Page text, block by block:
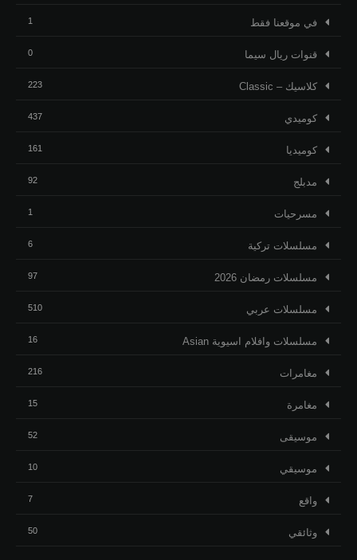
في موقعنا فقط 1
قنوات ريال سيما 0
كلاسيك – Classic 223
كوميدي 437
كوميديا 161
مدبلج 92
مسرحيات 1
مسلسلات تركية 6
مسلسلات رمضان 2026 97
مسلسلات عربي 510
مسلسلات وافلام اسيوية Asian 16
مغامرات 216
مغامرة 15
موسيقى 52
موسيقي 10
واقع 7
وثائقي 50